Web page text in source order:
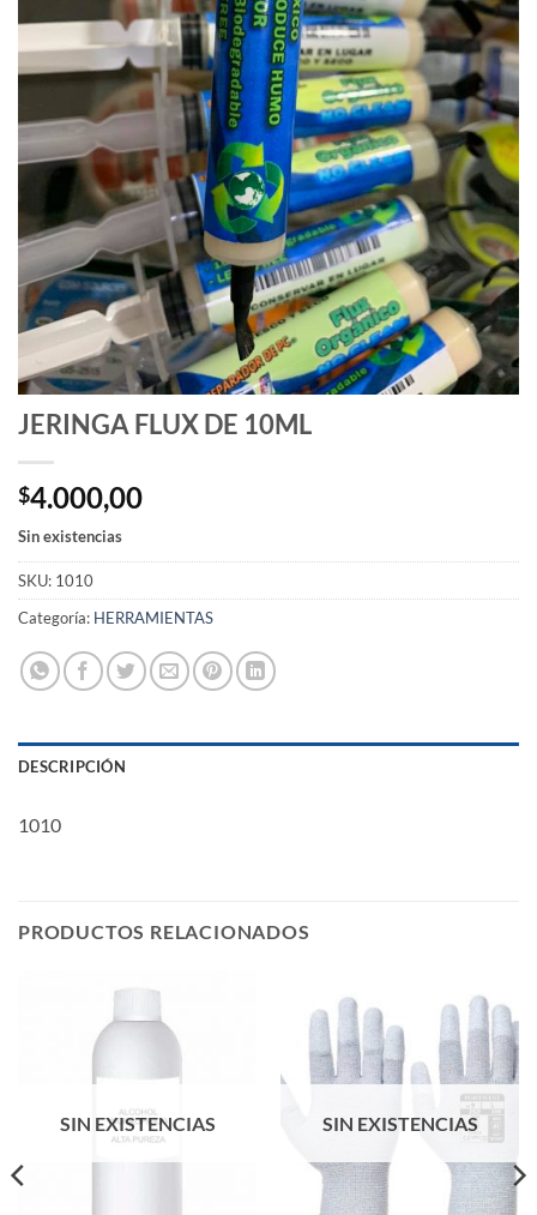
JERINGA FLUX DE 10ML
$4.000,00
Sin existencias
SKU: 1010
Categoría: HERRAMIENTAS
DESCRIPCIÓN
1010
PRODUCTOS RELACIONADOS
SIN EXISTENCIAS SIN EXISTENCIAS